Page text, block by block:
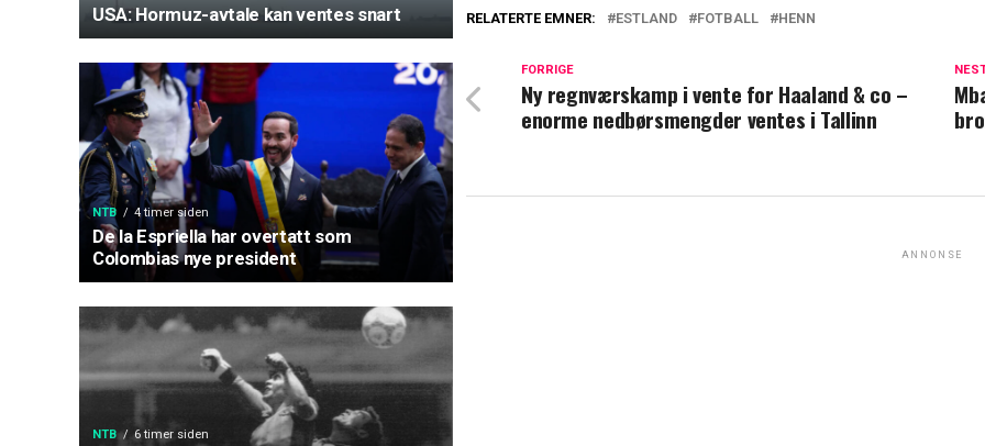
USA: Hormuz-avtale kan ventes snart
NTB 4 timer siden
De la Espriella har overtatt som
Colombias nye president
NTB 6 timer siden
RELATERTE EMNER: ESTLAND FOTBALL HENN
FORRIGE
Ny regnværskamp i vente for Haaland & co –
enorme nedbørsmengder ventes i Tallinn
ANNONSE